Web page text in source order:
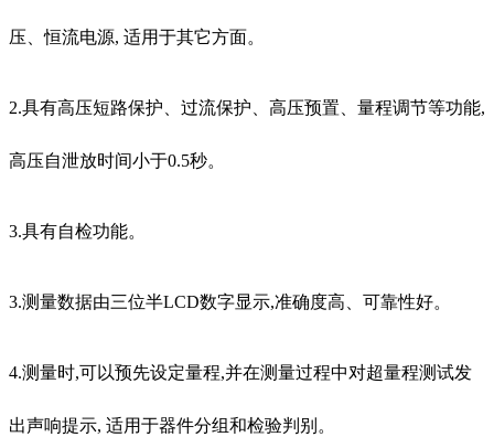
压、恒流电源, 适用于其它方面。
2.具有高压短路保护、过流保护、高压预置、量程调节等功能,
高压自泄放时间小于0.5秒。
3.具有自检功能。
3.测量数据由三位半LCD数字显示,准确度高、可靠性好。
4.测量时,可以预先设定量程,并在测量过程中对超量程测试发
出声响提示, 适用于器件分组和检验判别。